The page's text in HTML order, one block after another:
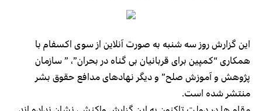
این گزارش روز سه شنبه به صورت آنلاین از سوی اکسفام با
همکاری “کمپین برای قربانیان بی گناه در بحران”، ” سازمان
پژوهش و آموزش صلح” و دیگر نهادهای مدافع حقوق بشر
منتشر شده است.